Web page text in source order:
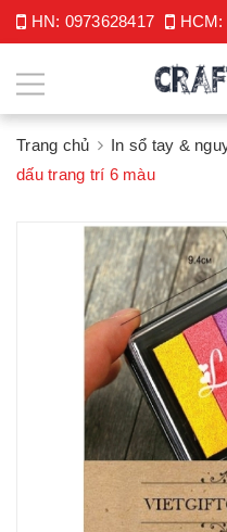
HN: 0973628417 HCM:
Trang chủ In sổ tay &
dấu trang trí 6 màu